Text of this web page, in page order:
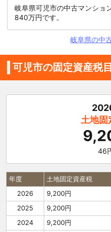
岐阜県可児市の中古マンショ
840万円です。
岐阜県の中
可児市の固定資産税
土地固
46
年度 土地固定資産税
2026
9,200円
2025
9,200円
2024
9,200円